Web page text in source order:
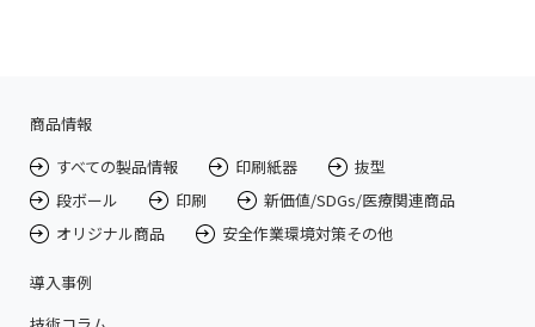
商品情報
すべての製品情報
印刷紙器
抜型
段ボール
印刷
新価値/SDGs/医療関連商品
オリジナル商品
安全作業環境対策その他
導入事例